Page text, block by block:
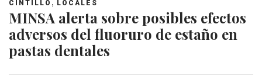
CINTILLO LOCALES
MINSA alerta sobre posibles efectos
adversos del fluoruro de estaño en
pastas dentales